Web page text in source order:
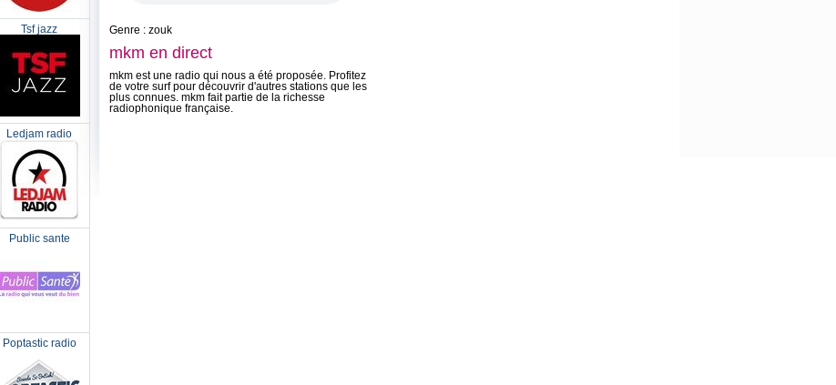
Tsf jazz
Ledjam radio
Public sante
Poptastic radio
Genre : zouk
mkm en direct
mkm est une radio qui nous a été proposée. Profitez
de votre surf pour découvrir d'autres stations que les
plus connues. mkm fait partie de la richesse
radiophonique française.